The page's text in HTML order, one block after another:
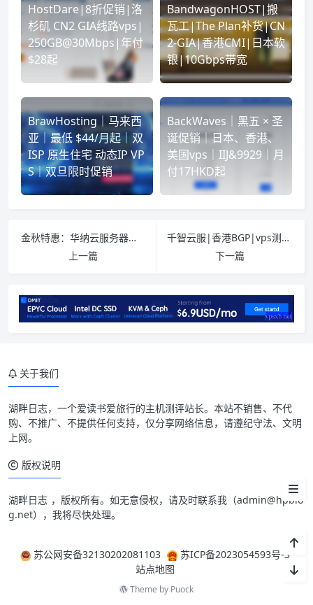
HostDare|8折促销|洛
杉矶 CN2 GIA线路vps|
250GB@30Mbps|年付
$28起
BandwagonHOST|搬
瓦工|The Plan补货|CN
2-GIA|香港CMI|日本软
银|10Gbps带宽
BrawHosting｜马来西
亚｜最低 $44/月起｜双
ISP 原生住宅 动态IP VP
S｜双旦限时促销
BackWaves｜黑五 × 圣
诞促销｜日本、香港、
美国vps｜IIJ&9929｜月
付17HKD起
金秋特惠：华纳云服务器低至2折，日本云服务器年付186元起
上一篇
千智云服|香港BGP|vps测评|1Gbps带宽|可选不限流量|月付￥25起
下一篇
套餐详情
关于我们
湖畔日志，一个爱读书爱旅行的主机测评站长。本站不销售、不代
购、不推广、不提供任何支持，仅分享网络信息，请遵纪守法、文明
上网。
版权说明
湖畔日志 ，版权所有。如无意侵权，请及时联系我（admin@hpblo
g.net），我将尽快处理。
苏公网安备32130202081103
苏ICP备2023054593号-3
站点地图
Theme by Puock